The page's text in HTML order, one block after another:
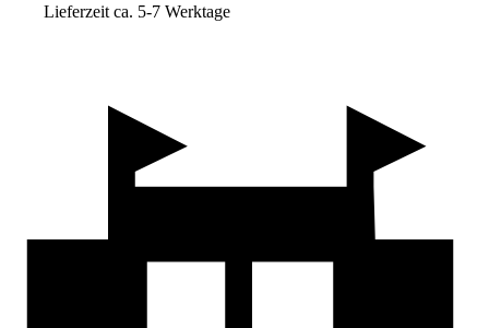
Lieferzeit ca. 5-7 Werktage